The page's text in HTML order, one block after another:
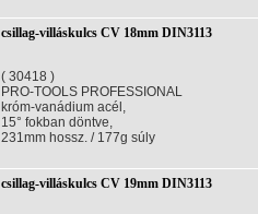
csillag-villáskulcs CV 18mm DIN3113
( 30418 )
PRO-TOOLS PROFESSIONAL
króm-vanádium acél,
15° fokban döntve,
231mm hossz. / 177g súly
csillag-villáskulcs CV 19mm DIN3113